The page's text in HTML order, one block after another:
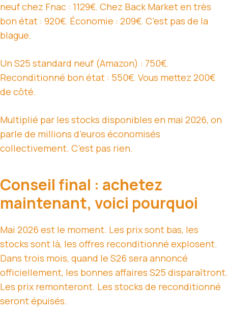
neuf chez Fnac : 1129€. Chez Back Market en très
bon état : 920€. Économie : 209€. C’est pas de la
blague.
Un S25 standard neuf (Amazon) : 750€.
Reconditionné bon état : 550€. Vous mettez 200€
de côté.
Multiplié par les stocks disponibles en mai 2026, on
parle de millions d’euros économisés
collectivement. C’est pas rien.
Conseil final : achetez
maintenant, voici pourquoi
Mai 2026 est le moment. Les prix sont bas, les
stocks sont là, les offres reconditionné explosent.
Dans trois mois, quand le S26 sera annoncé
officiellement, les bonnes affaires S25 disparaîtront.
Les prix remonteront. Les stocks de reconditionné
seront épuisés.